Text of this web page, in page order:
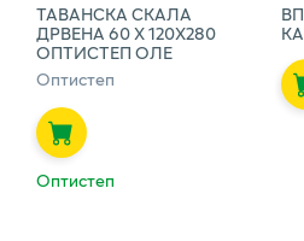
ТАВАНСКА СКАЛА
ДРВЕНА 60 Х 120Х280
ОПТИСТЕП ОЛЕ
Оптистеп
Оптистеп